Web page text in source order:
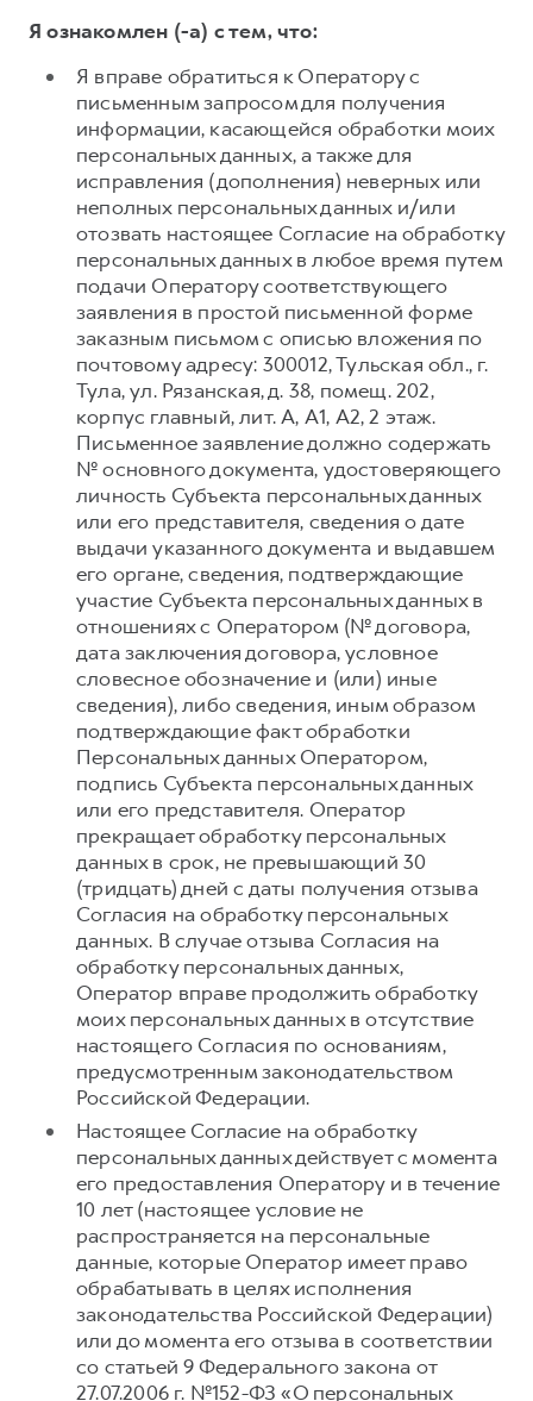
Я ознакомлен (-а) с тем, что:
Я вправе обратиться к Оператору с
письменным запросом для получения
информации, касающейся обработки моих
персональных данных, а также для
исправления (дополнения) неверных или
неполных персональных данных и/или
отозвать настоящее Согласие на обработку
персональных данных в любое время путем
подачи Оператору соответствующего
заявления в простой письменной форме
заказным письмом с описью вложения по
почтовому адресу: 300012, Тульская обл., г.
Тула, ул. Рязанская, д. 38, помещ. 202,
корпус главный, лит. А, А1, А2, 2 этаж.
Письменное заявление должно содержать
№ основного документа, удостоверяющего
личность Субъекта персональных данных
или его представителя, сведения о дате
выдачи указанного документа и выдавшем
его органе, сведения, подтверждающие
участие Субъекта персональных данных в
отношениях с Оператором (№ договора,
дата заключения договора, условное
словесное обозначение и (или) иные
сведения), либо сведения, иным образом
подтверждающие факт обработки
Персональных данных Оператором,
подпись Субъекта персональных данных
или его представителя. Оператор
прекращает обработку персональных
данных в срок, не превышающий 30
(тридцать) дней с даты получения отзыва
Согласия на обработку персональных
данных. В случае отзыва Согласия на
обработку персональных данных,
Оператор вправе продолжить обработку
моих персональных данных в отсутствие
настоящего Согласия по основаниям,
предусмотренным законодательством
Российской Федерации.
Настоящее Согласие на обработку
персональных данных действует с момента
его предоставления Оператору и в течение
10 лет (настоящее условие не
распространяется на персональные
данные, которые Оператор имеет право
обрабатывать в целях исполнения
законодательства Российской Федерации)
или до момента его отзыва в соответствии
со статьей 9 Федерального закона от
27.07.2006 г. №152-ФЗ «О персональных